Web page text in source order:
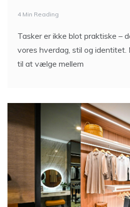
4 Min Reading
Tasker er ikke blot praktiske –
vores hverdag, stil og identitet.
til at vælge mellem